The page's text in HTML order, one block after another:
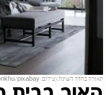
תאורה בחדר השינה. (צילום: tonlonkhu/pixabay)